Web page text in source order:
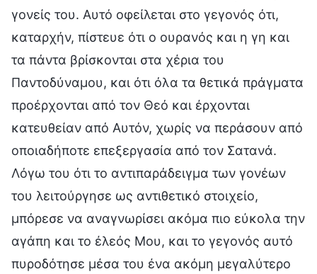
γονείς του. Αυτό οφείλεται στο γεγονός ότι,
καταρχήν, πίστευε ότι ο ουρανός και η γη και
τα πάντα βρίσκονται στα χέρια του
Παντοδύναμου, και ότι όλα τα θετικά πράγματα
προέρχονται από τον Θεό και έρχονται
κατευθείαν από Αυτόν, χωρίς να περάσουν από
οποιαδήποτε επεξεργασία από τον Σατανά.
Λόγω του ότι το αντιπαράδειγμα των γονέων
του λειτούργησε ως αντιθετικό στοιχείο,
μπόρεσε να αναγνωρίσει ακόμα πιο εύκολα την
αγάπη και το έλεός Μου, και το γεγονός αυτό
πυροδότησε μέσα του ένα ακόμη μεγαλύτερο